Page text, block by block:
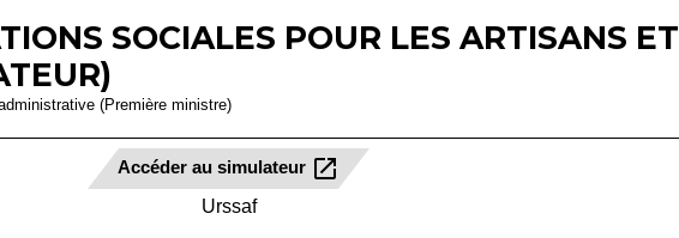
SOCIALES POUR LES ARTISANS ET
(Première ministre)
Accéder au simulateur open_in_new
Urssaf